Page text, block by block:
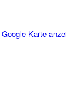
Google Karte